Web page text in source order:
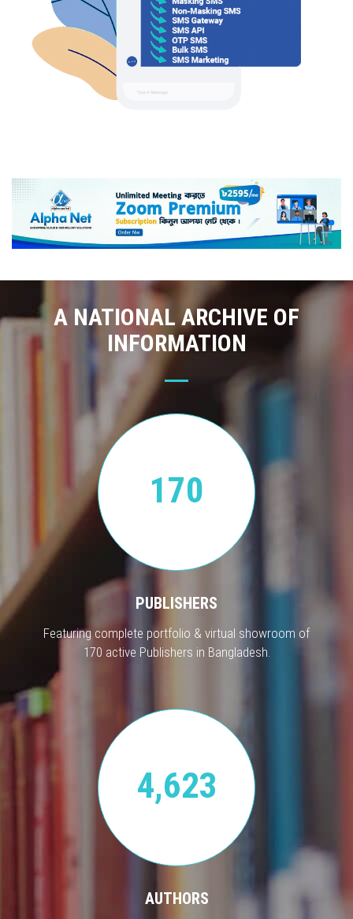
A NATIONAL ARCHIVE OF
INFORMATION
170
PUBLISHERS
Featuring complete portfolio & virtual showroom of
170 active Publishers in Bangladesh.
4,623
AUTHORS